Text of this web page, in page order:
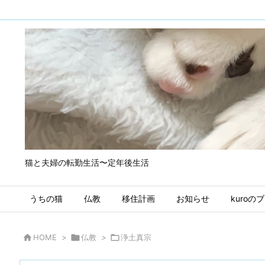
猫と夫婦の転勤生活〜定年後生活
うちの猫 仏教 移住計画 お知らせ kuroの
 HOME > 仏教 > 浄土真宗